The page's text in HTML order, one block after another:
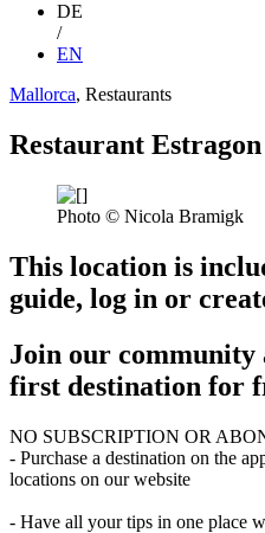
DE
/
EN
Mallorca, Restaurants
Restaurant
Photo © Nicola Bramigk
This location is
guide, log in or
Join our
first destination for
NO SUBSCRIPTION OR
- Purchase a destination on the
locations on our website
- Have all your tips in one place